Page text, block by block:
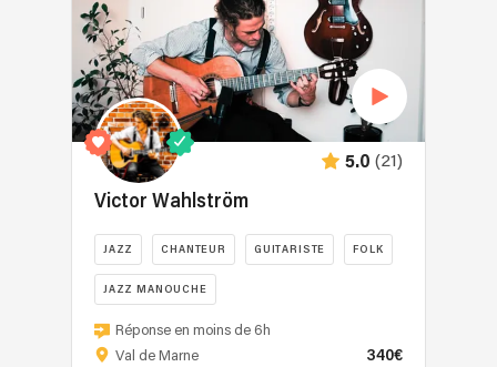
5.0 (21)
Victor Wahlström
JAZZ CHANTEUR GUITARISTE FOLK
JAZZ MANOUCHE
Réponse en moins de 6h
Val de Marne
340€